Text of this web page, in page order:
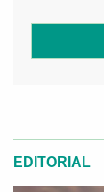
EDITORIAL